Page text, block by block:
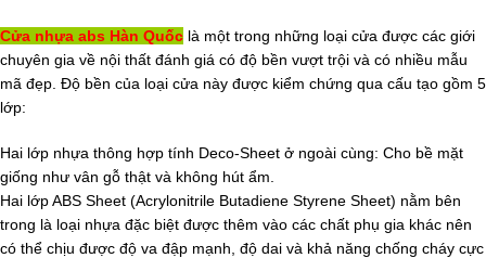
Cửa nhựa abs Hàn Quốc là một trong những loại cửa được các giới
chuyên gia về nội thất đánh giá có độ bền vượt trội và có nhiều mẫu
mã đẹp. Độ bền của loại cửa này được kiểm chứng qua cấu tạo gồm 5
lớp:
Hai lớp nhựa thông hợp tính Deco-Sheet ở ngoài cùng: Cho bề mặt
giống như vân gỗ thật và không hút ẩm.
Hai lớp ABS Sheet (Acrylonitrile Butadiene Styrene Sheet) nằm bên
trong là loại nhựa đặc biệt được thêm vào các chất phụ gia khác nên
có thể chịu được độ va đập mạnh, độ dai và khả năng chống cháy cực